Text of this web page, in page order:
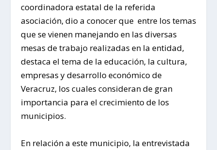
coordinadora estatal de la referida
asociación, dio a conocer que entre los temas
que se vienen manejando en las diversas
mesas de trabajo realizadas en la entidad,
destaca el tema de la educación, la cultura,
empresas y desarrollo económico de
Veracruz, los cuales consideran de gran
importancia para el crecimiento de los
municipios.
En relación a este municipio, la entrevistada